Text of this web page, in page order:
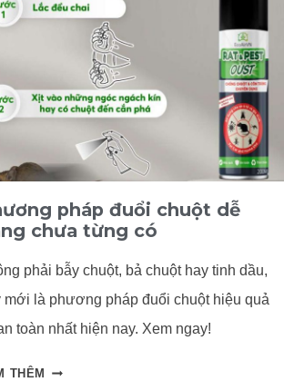
pháp đuổi chuột dễ
chưa từng có
phải bẫy chuột, bả chuột hay tinh dầu,
mới là phương pháp đuổi chuột hiệu quả
toàn nhất hiện nay. Xem ngay!
THÊM
PHƯƠNG